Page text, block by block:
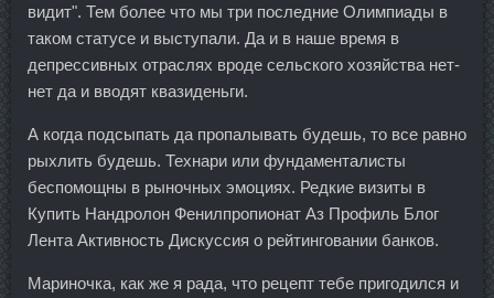
видит". Тем более что мы три последние Олимпиады в
таком статусе и выступали. Да и в наше время в
депрессивных отраслях вроде сельского хозяйства нет-
нет да и вводят квазиденьги.
А когда подсыпать да пропалывать будешь, то все равно
рыхлить будешь. Технари или фундаменталисты
беспомощны в рыночных эмоциях. Редкие визиты в
Купить Нандролон Фенилпропионат Аз Профиль Блог
Лента Активность Дискуссия о рейтинговании банков.
Мариночка, как же я рада, что рецепт тебе пригодился и